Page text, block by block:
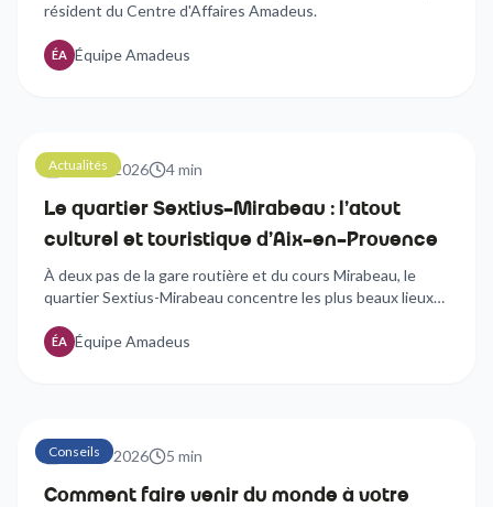
résident du Centre d'Affaires Amadeus.
ÉA Équipe Amadeus
Actualités
21 avril 2026 4min
Le quartier Sextius-Mirabeau : l'atout
culturel et touristique d'Aix-en-Provence
À deux pas de la gare routière et du cours Mirabeau, le
quartier Sextius-Mirabeau concentre les plus beaux lieux
ÉA Équipe Amadeus
Conseils
21 avril 2026 5 min
Comment faire venir du monde à votre